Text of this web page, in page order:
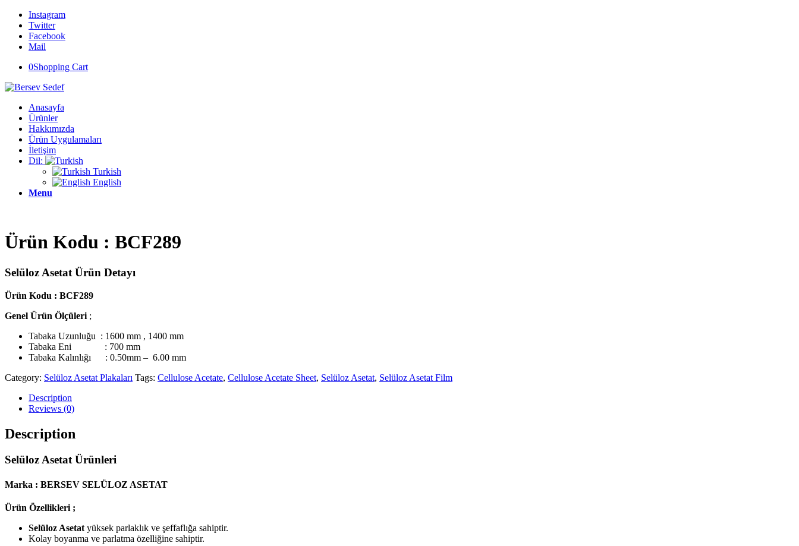
Instagram
Twitter
Facebook
Mail
0Shopping Cart
Anasayfa
Ürünler
Hakkımızda
Ürün Uygulamaları
İletişim
Dil:
Turkish
English
Menu
Ürün Kodu : BCF289
Selüloz Asetat Ürün Detayı
Ürün Kodu : BCF289
Genel Ürün Ölçüleri ;
Tabaka Uzunluğu : 1600 mm , 1400 mm
Tabaka Eni : 700 mm
Tabaka Kalınlığı : 0.50mm – 6.00 mm
Category: Selüloz Asetat Plakaları Tags: Cellulose Acetate, Cellulose Acetate Sheet, Selüloz Asetat, Selüloz Asetat Film
Description
Reviews (0)
Description
Selüloz Asetat Ürünleri
Marka : BERSEV SELÜLOZ ASETAT
Ürün Özellikleri ;
Selüloz Asetat yüksek parlaklık ve şeffaflığa sahiptir.
Kolay boyanma ve parlatma özelliğine sahiptir.